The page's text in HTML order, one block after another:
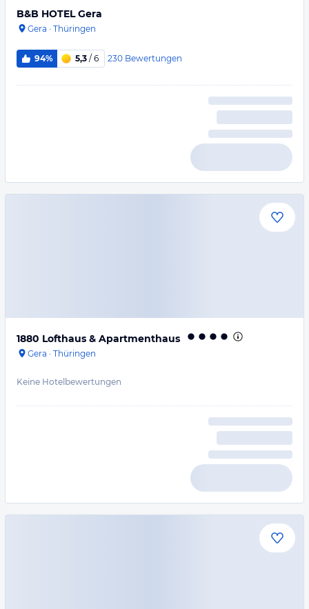
B&B HOTEL Gera
Gera · Thüringen
94% 5,3 / 6 230 Bewertungen
1880 Lofthaus & Apartmenthaus
Gera · Thüringen
Keine Hotelbewertungen